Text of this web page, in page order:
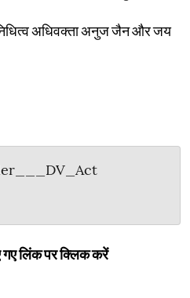
अधिवक्ता अनुज जैन और जय
लिंक पर क्लिक करें